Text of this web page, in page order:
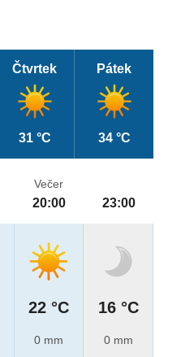
Čtvrtek
31 °C
Pátek
34 °C
Večer
20:00
22 °C
0 mm
23:00
16 °C
0 mm